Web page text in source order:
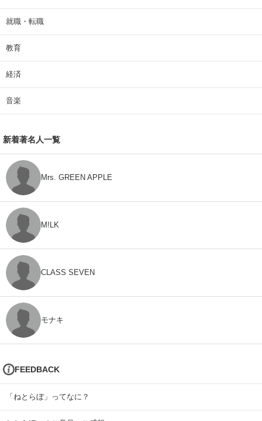
就職・転職
教育
経済
音楽
新着著名人一覧
Mrs. GREEN APPLE
M!LK
CLASS SEVEN
モナキ
FEEDBACK
「ねとらぼ」ってなに？